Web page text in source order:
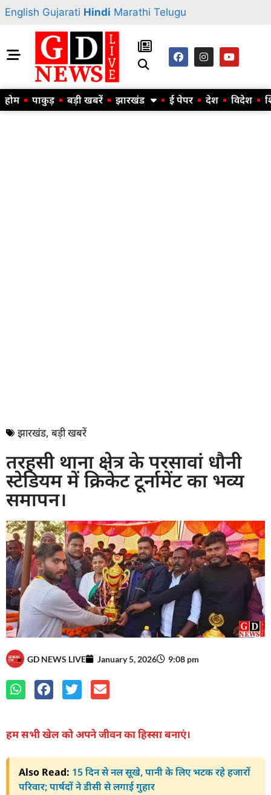
English Gujarati Hindi Marathi Telugu
होम पाकुड़ बड़ी खबरें झारखंड ई पेपर देश विदेश
झारखंड, बड़ी खबरें
तरहसी थाना क्षेत्र के परसावां धौनी
स्टेडियम में क्रिकेट टूर्नामेंट का भव्य
समापन।
GD NEWS LIVE January 5, 2026 9:08 pm
हम सभी खेल को अपने जीवन का हिस्सा बनाएं।
Also Read: 15 दिन से नल सूखे, पानी के लिए भटक रहे हजारों
परिवार; पार्षदों ने डीसी से लगाई गुहार